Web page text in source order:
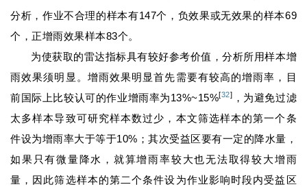
分析，作业不合理的样本有147个，负效果或无效果的样本69
个，正增雨效果样本83个。
为使获取的雷达指标具有较好参考价值，分析所用样本增
雨效果须明显。增雨效果明显首先需要有较高的增雨率，目
前国际上比较认可的作业增雨率为13%~15%[32] ，为避免过滤
太多样本导致可研究样本数过少，本文筛选样本的第一个条
件设为增雨率大于等于10%；其次受益区要有一定的降水量，
如果只有微量降水，就算增雨率较大也无法取得较大增雨
量，因此筛选样本的第二个条件设为作业影响时段内受益区